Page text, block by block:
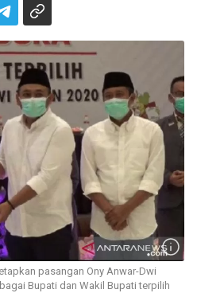
pasangan Ony Anwar-Dwi
Bupati dan Wakil Bupati terpilih